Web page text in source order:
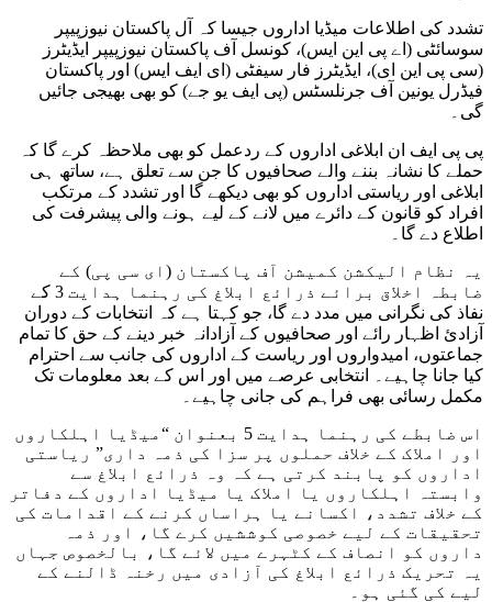
تشدد کی اطلاعات میڈیا اداروں جیسا کہ آل پاکستان نیوزپیپر
سوسائٹی (اے پی این ایس)، کونسل آف پاکستان نیوزپیپر ایڈیٹرز
(سی پی این ای)، ایڈیٹرز فار سیفٹی (ای ایف ایس) اور پاکستان
فیڈرل یونین آف جرنلسٹس (پی ایف یو جے) کو بھی بھیجی جائیں
گی۔
پی پی ایف ان ابلاغی اداروں کے ردعمل کو بھی ملاحظہ کرے گا کہ
حملے کا نشانہ بننے والے صحافیوں کا جن سے تعلق ہے، ساتھ ہی
ابلاغی اور ریاستی اداروں کو بھی دیکھے گا اور تشدد کے مرتکب
افراد کو قانون کے دائرے میں لانے کے لیے ہونے والی پیشرفت کی
اطلاع دے گا۔
یہ نظام الیکشن کمیشن آف پاکستان (ای سی پی) کے
ضابطہ اخلاق برائے ذرائع ابلاغ کی رہنما ہدایت 3 کے
نفاذ کی نگرانی میں مدد دے گا، جو کہتا ہے کہ انتخابات کے دوران
آزادئ اظہار رائے اور صحافیوں کے آزادانہ خبر دینے کے حق کا تمام
جماعتوں، امیدواروں اور ریاست کے اداروں کی جانب سے احترام
کیا جانا چاہیے۔ انتخابی عرصے میں اور اس کے بعد معلومات تک
مکمل رسائی بھی فراہم کی جانی چاہیے۔
اس ضابطے کی رہنما ہدایت 5 بعنوان “میڈیا اہلکاروں
اور املاک کے خلاف حملوں پر سزا کی ذمہ داری” ریاستی
اداروں کو پابند کرتی ہے کہ وہ ذرائع ابلاغ سے
وابستہ اہلکاروں یا املاک یا میڈیا اداروں کے دفاتر
کے خلاف تشدد، اکسانے یا ہراساں کرنے کے اقدامات کی
تحقیقات کے لیے خصوصی کوششیں کرے گا، اور ذمہ
داروں کو انصاف کے کٹہرے میں لائے گا، بالخصوص جہاں
یہ تحریک ذرائع ابلاغ کی آزادی میں رخنہ ڈالنے کے
لیے کی گئی ہو۔